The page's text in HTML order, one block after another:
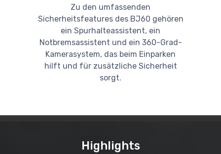
Zu den umfassenden
Sicherheitsfeatures des BJ60 gehören
ein Spurhalteassistent, ein
Notbremsassistent und ein 360-Grad-
Kamerasystem, das beim Einparken
hilft und für zusätzliche Sicherheit
sorgt.
Highlights